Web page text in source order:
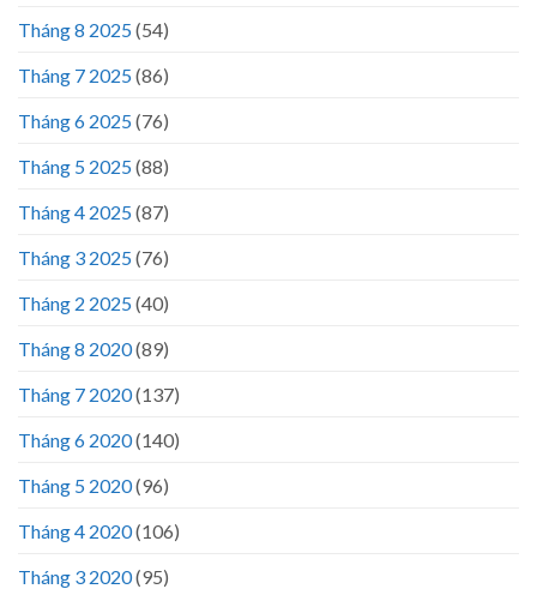
Tháng 8 2025(54)
Tháng 7 2025(86)
Tháng 6 2025(76)
Tháng 5 2025(88)
Tháng 4 2025(87)
Tháng 3 2025(76)
Tháng 2 2025(40)
Tháng 8 2020(89)
Tháng 7 2020(137)
Tháng 6 2020(140)
Tháng 5 2020(96)
Tháng 4 2020(106)
Tháng 3 2020(95)